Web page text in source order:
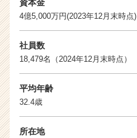
資本金
4億5,000万円(2023年12月末時点)
社員数
18,479名（2024年12月末時点）
平均年齢
32.4歳
所在地